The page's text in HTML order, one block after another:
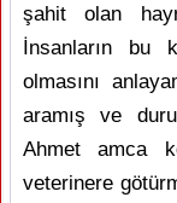
şahit olan
İnsanların bu
olmasını
aramış ve
Ahmet amca
veterinere